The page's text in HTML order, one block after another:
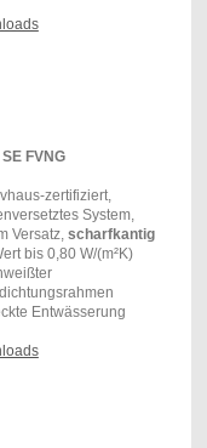
FVNG
zertifiziert,
System,
Versatz, scharfkantig
bis 0,80 W/(m²K)
Entwässerung